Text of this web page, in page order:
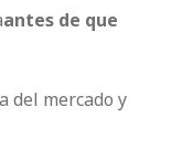
antes de que
del mercado y